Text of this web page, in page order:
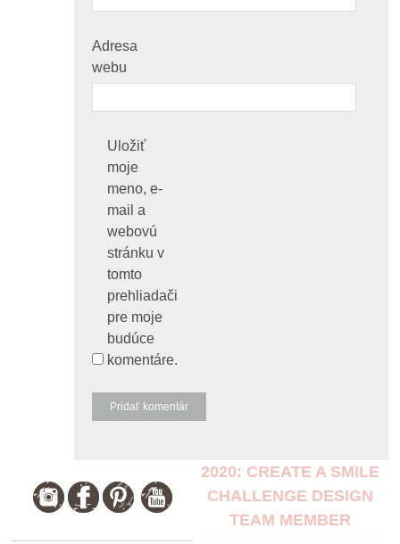
Adresa
webu
Uložiť
moje
meno, e-
mail a
webovú
stránku v
tomto
prehliadači
pre moje
budúce
komentáre.
2020: CREATE A SMILE
CHALLENGE DESIGN
TEAM MEMBER